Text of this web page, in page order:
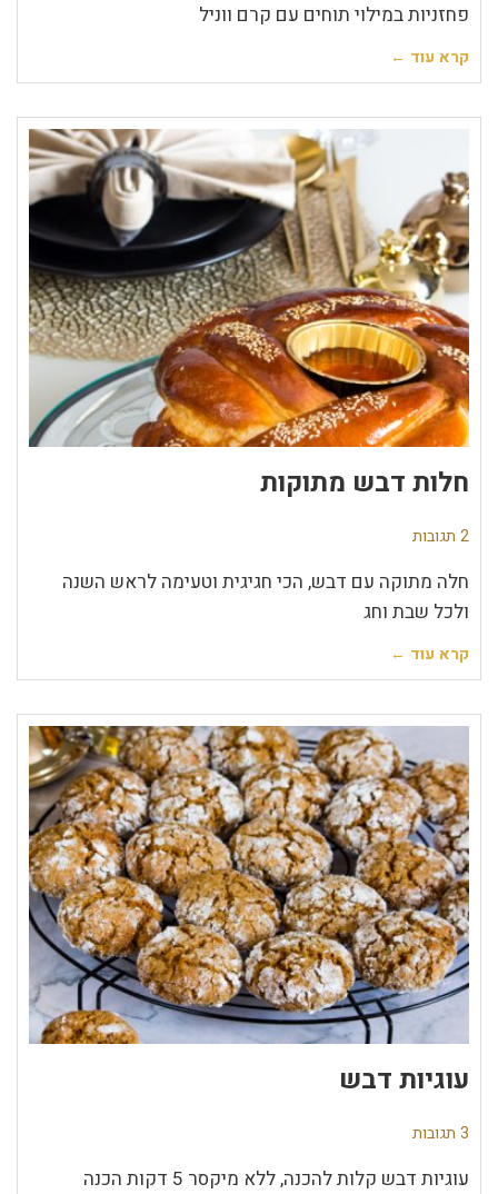
פחזניות במילוי תוחים עם קרם ווניל
קרא עוד ←
חלות דבש מתוקות
2 תגובות
חלה מתוקה עם דבש, הכי חגיגית וטעימה לראש השנה
ולכל שבת וחג
קרא עוד ←
עוגיות דבש
3 תגובות
עוגיות דבש קלות להכנה, ללא מיקסר 5 דקות הכנה